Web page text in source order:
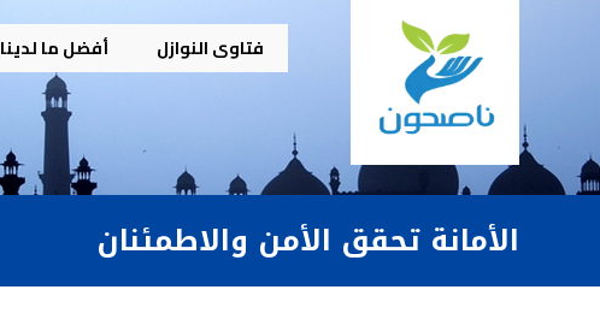
فتاوى النوازل أفضل ما لدينا
الأمانة تحقق الأمن والاطمئنان